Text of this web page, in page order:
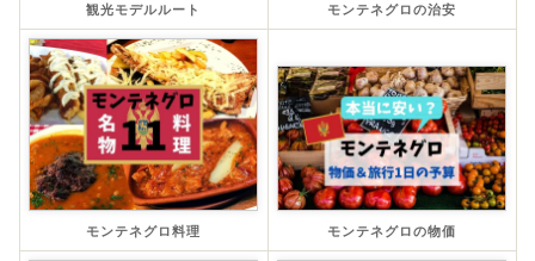
観光モデルルート モンテネグロの治安
モンテネグロ料理 モンテネグロの物価